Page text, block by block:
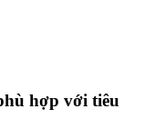
hợp với tiêu